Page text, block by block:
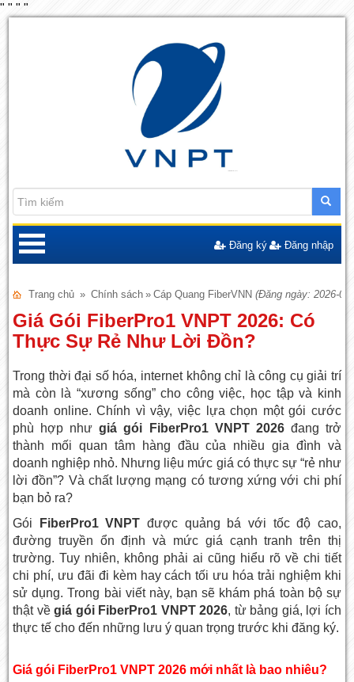
" " " "
Đăng ký Đăng nhập
Trang chủ » Chính sách » Cáp Quang FiberVNN (Đăng ngày: 2026-
Giá Gói FiberPro1 VNPT 2026: Có
Thực Sự Rẻ Như Lời Đồn?
Trong thời đại số hóa, internet không chỉ là công cụ giải trí
mà còn là “xương sống” cho công việc, học tập và kinh
doanh online. Chính vì vậy, việc lựa chọn một gói cước
phù hợp nhưgiá gói FiberPro1 VNPT 2026đang trở
thành mối quan tâm hàng đầu của nhiều gia đình và
doanh nghiệp nhỏ. Nhưng liệu mức giá có thực sự “rẻ như
lời đồn”? Và chất lượng mạng có tương xứng với chi phí
bạn bỏ ra?
Gói
FiberPro1 VNPT được quảng bá với tốc độ cao,
đường truyền ổn định và mức giá cạnh tranh trên thị
trường. Tuy nhiên, không phải ai cũng hiểu rõ về chi tiết
chi phí, ưu đãi đi kèm hay cách tối ưu hóa trải nghiệm khi
sử dụng. Trong bài viết này, bạn sẽ khám phá toàn bộ sự
thật vềgiá gói FiberPro1 VNPT 2026, từ bảng giá, lợi ích
thực tế cho đến những lưu ý quan trọng trước khi đăng ký.
Giá gói FiberPro1 VNPT 2026 mới nhất là bao nhiêu?